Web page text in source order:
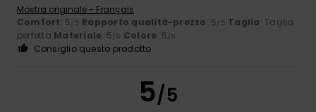
Mostra originale - Français
Comfort: 5/5 Rapporto qualità-prezzo: 5/5 Taglia: Taglia
perfetta Materiale: 5/5 Colore: 5/5
Consiglio questo prodotto
5/5